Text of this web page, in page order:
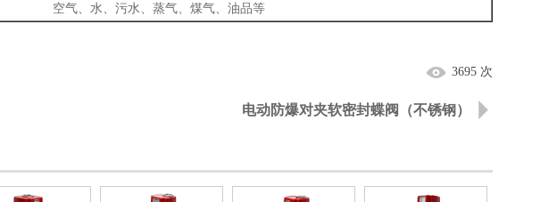
空气、水、污水、蒸气、煤气、油品等
3695 次
电动防爆对夹软密封蝶阀（不锈钢）